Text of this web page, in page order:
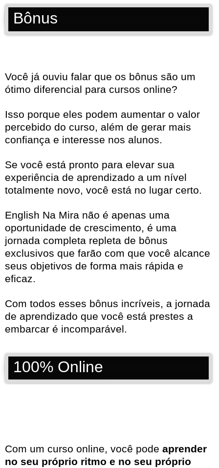
Bônus
Você já ouviu falar que os bônus são um
ótimo diferencial para cursos online?
Isso porque eles podem aumentar o valor
percebido do curso, além de gerar mais
confiança e interesse nos alunos.
Se você está pronto para elevar sua
experiência de aprendizado a um nível
totalmente novo, você está no lugar certo.
English Na Mira não é apenas uma
oportunidade de crescimento, é uma
jornada completa repleta de bônus
exclusivos que farão com que você alcance
seus objetivos de forma mais rápida e
eficaz.
Com todos esses bônus incríveis, a jornada
de aprendizado que você está prestes a
embarcar é incomparável.
100% Online
Com um curso online, você pode aprender
no seu próprio ritmo e no seu próprio